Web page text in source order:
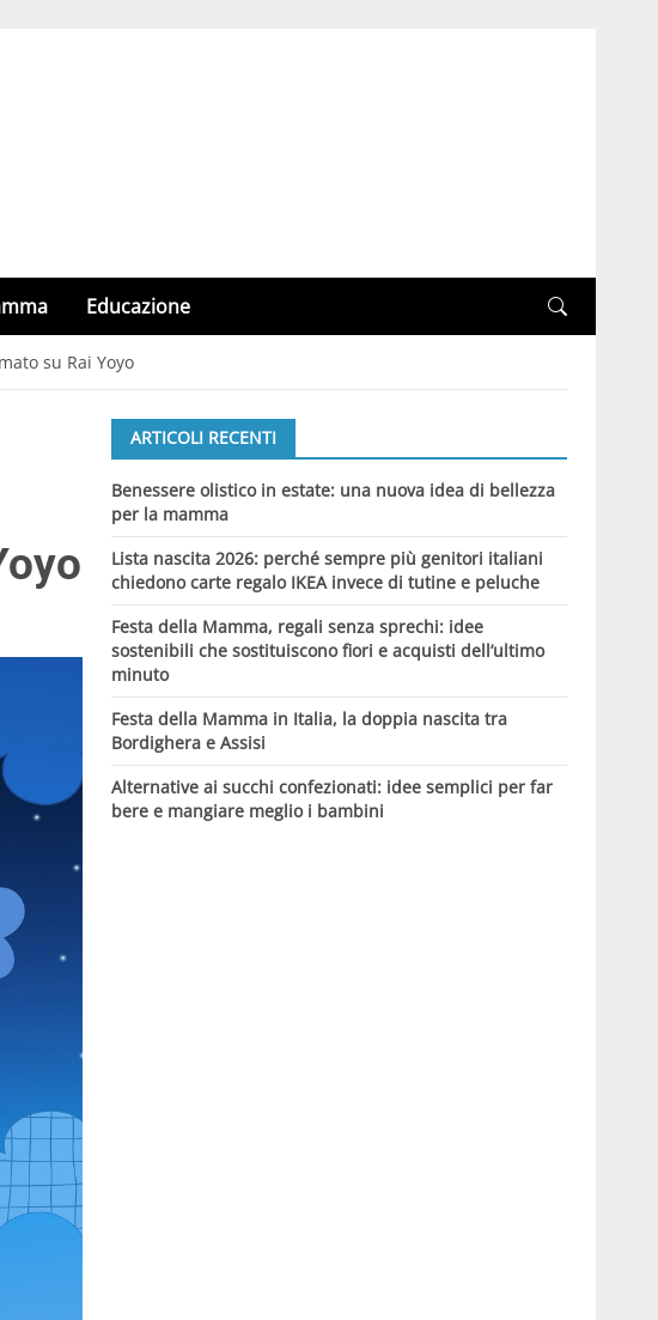
Educazione
su Rai Yoyo
ARTICOLI RECENTI
Benessere olistico in estate: una nuova idea di bellezza
per la mamma
Lista nascita 2026: perché sempre più genitori italiani
chiedono carte regalo IKEA invece di tutine e peluche
Festa della Mamma, regali senza sprechi: idee
sostenibili che sostituiscono fiori e acquisti dell’ultimo
minuto
Festa della Mamma in Italia, la doppia nascita tra
Bordighera e Assisi
Alternative ai succhi confezionati: idee semplici per far
bere e mangiare meglio i bambini